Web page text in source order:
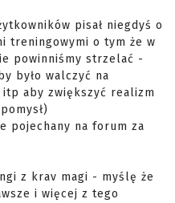
pisał niegdyś o
treningowymi o tym że w
powinniśmy strzelać -
było walczyć na
aby zwiększyć realizm
pojechany na forum za
z krav magi - myślę że
i więcej z tego